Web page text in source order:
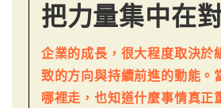
把力量集中在
企業的成長，很大程度取決於
致的方向與持續前進的動能。
哪裡走，也知道什麼事情真正